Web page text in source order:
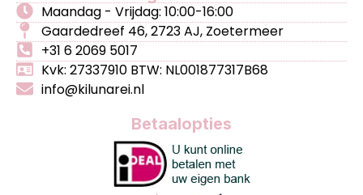
Maandag - Vrijdag: 10:00-16:00
Gaardedreef 46, 2723 AJ, Zoetermeer
+31 6 2069 5017
Kvk: 27337910 BTW: NL001877317B68
info@kilunarei.nl
Betaalopties